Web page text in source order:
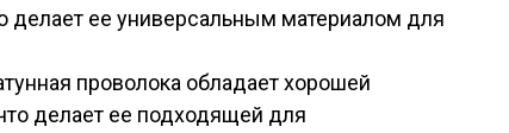
делает ее универсальным материалом для
проволока обладает хорошей
делает ее подходящей для